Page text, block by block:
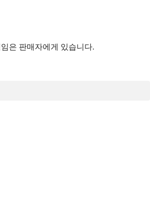
은 판매자에게 있습니다.